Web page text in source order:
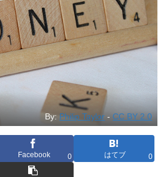
By: Philip Taylor -CC BY 2.0
Facebook 0 はてブ 0